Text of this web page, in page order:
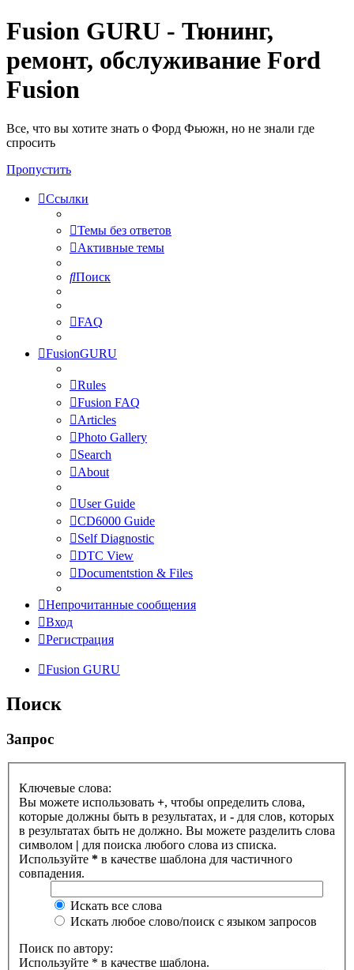
Fusion GURU - Тюнинг,
ремонт, обслуживание Ford
Fusion
Все, что вы хотите знать о Форд Фьюжн, но не знали где
спросить
Пропустить
Ссылки
Темы без ответов
Активные темы
Поиск
FAQ
FusionGURU
Rules
Fusion FAQ
Articles
Photo Gallery
Search
About
User Guide
CD6000 Guide
Self Diagnostic
DTC View
Documentstion & Files
Непрочитанные сообщения
Вход
Регистрация
Fusion GURU
Поиск
Запрос
Ключевые слова:
Вы можете использовать +, чтобы определить слова,
которые должны быть в результатах, и - для слов, которых
в результатах быть не должно. Вы можете разделить слова
символом | для поиска любого слова из списка.
Используйте * в качестве шаблона для частичного
совпадения.
Искать все слова
Искать любое слово/поиск с языком запросов
Поиск по автору:
Используйте * в качестве шаблона.